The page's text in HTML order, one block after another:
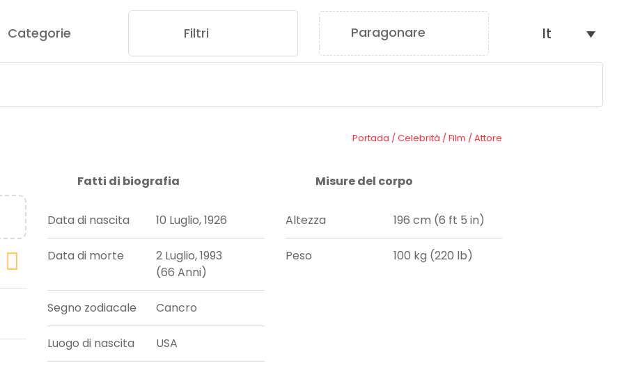
Categorie Filtri Paragonare It
Portada /Celebrità /Film /Attore
Fatti di biografia
Data di nascita 10 Luglio, 1926
Data di morte
2 Luglio, 1993
(66 Anni)
Segno zodiacale Cancro
Luogo di nascita USA
Misure del corpo
Altezza 196 cm (6 ft 5 in)
Peso 100 kg (220 lb)